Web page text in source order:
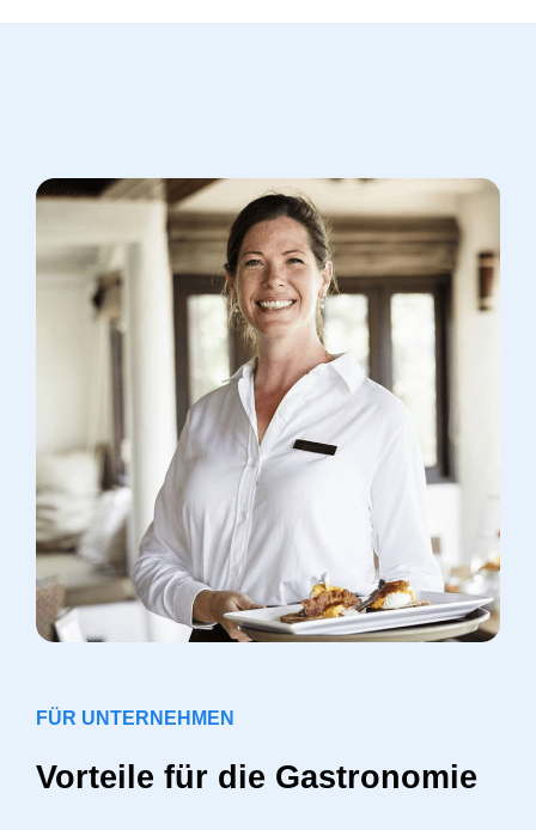
FÜR UNTERNEHMEN
Vorteile für die Gastronomie